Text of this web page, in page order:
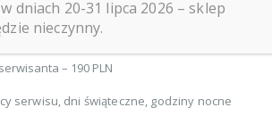
(Pn-Pt, 8-18)
– 190 PLN
serwisu, dni świąteczne, godziny nocne
dniach 20-31 lipca 2026 – sklep
nieczynny.